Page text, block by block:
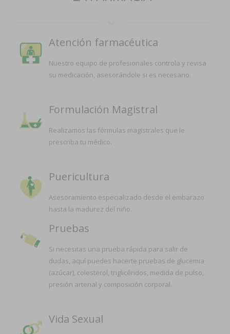
Atención farmacéutica
Nuestro equipo de profesionales controla y revisa
su medicación, asesorándole si es necesario.
Formulación Magistral
Realizamos las fórmulas magistrales que le
prescriba tu médico.
Puericultura
Asesoramiento especializado desde el embarazo
hasta la madurez del niño.
Pruebas
Si necesitas una prueba rápida para salir de
dudas, aquí puedes hacerte pruebas de glucemia
(azúcar), colesterol, triglicéridos, medida de pulso,
presión arterial y composición corporal.
Vida Sexual